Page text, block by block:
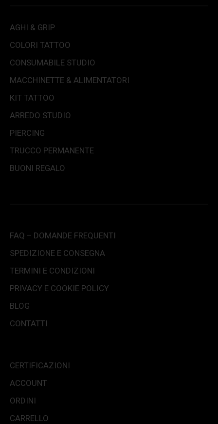
AGHI & GRIP
COLORI TATTOO
CONSUMABILE STUDIO
MACCHINETTE & ALIMENTATORI
KIT TATTOO
ARREDO STUDIO
PIERCING
TRUCCO PERMANENTE
BUONI REGALO
FAQ – DOMANDE FREQUENTI
SPEDIZIONE E CONSEGNA
TERMINI E CONDIZIONI
PRIVACY E COOKIE POLICY
BLOG
CONTATTI
CERTIFICAZIONI
ACCOUNT
ORDINI
CARRELLO